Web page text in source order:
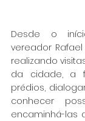
Desde o
vereador
realizando
da cidade, a
prédios,
conhecer
encaminhá-las